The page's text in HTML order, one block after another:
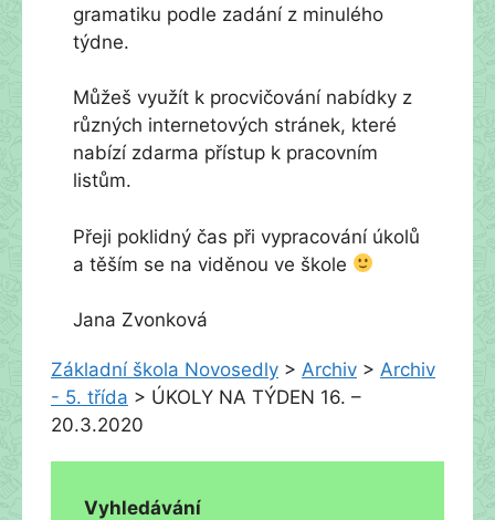
gramatiku podle zadání z minulého
týdne.
Můžeš využít k procvičování nabídky z
různých internetových stránek, které
nabízí zdarma přístup k pracovním
listům.
Přeji poklidný čas při vypracování úkolů
a těším se na viděnou ve škole
Jana Zvonková
Základní škola Novosedly > Archiv > Archiv
- 5. třída > ÚKOLY NA TÝDEN 16. –
20.3.2020
Vyhledávání